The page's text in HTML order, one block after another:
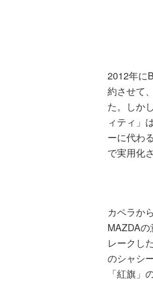
2012年に
約させて
た。しか
ィティ」
ーに代わ
で実用化
カペラか
MAZDA
レークし
のシャシ
「紅旗